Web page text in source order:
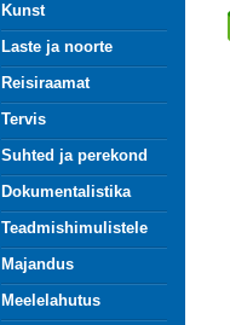
Kunst
Laste ja noorte
Reisiraamat
Tervis
Suhted ja perekond
Dokumentalistika
Teadmishimulistele
Majandus
Meelelahutus